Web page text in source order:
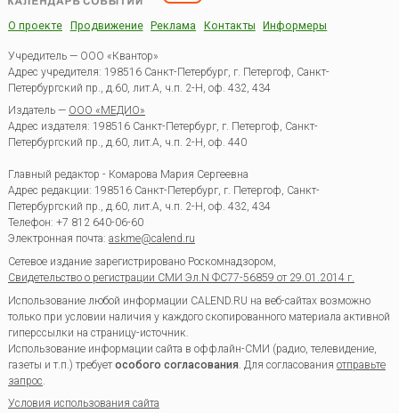
О проекте Продвижение Реклама Контакты Информеры
Учредитель — ООО «Квантор»
Адрес учредителя: 198516 Санкт-Петербург, г. Петергоф, Санкт-
Петербургский пр., д.60, лит.А, ч.п. 2-Н, оф. 432, 434
Издатель — ООО «МЕДИО»
Адрес издателя: 198516 Санкт-Петербург, г. Петергоф, Санкт-
Петербургский пр., д.60, лит.А, ч.п. 2-Н, оф. 440
Главный редактор - Комарова Мария Сергеевна
Адрес редакции: 198516 Санкт-Петербург, г. Петергоф, Санкт-
Петербургский пр., д.60, лит.А, ч.п. 2-Н, оф. 432, 434
Телефон: +7 812 640-06-60
Электронная почта: askme@calend.ru
Сетевое издание зарегистрировано Роскомнадзором,
Свидетельство о регистрации СМИ Эл.N ФС77-56859 от 29.01.2014 г.
Использование любой информации CALEND.RU на веб-сайтах возможно
только при условии наличия у каждого скопированного материала активной
гиперссылки на страницу-источник.
Использование информации сайта в оффлайн-СМИ (радио, телевидение,
газеты и т.п.) требуетособого согласования . Для согласования отправьте
запрос
Условия использования сайта